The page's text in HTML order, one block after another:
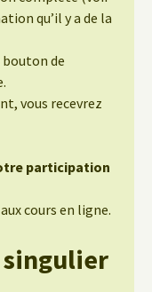
qu’il y a de la
de
vous recevrez
participation
cours en ligne.
singulier